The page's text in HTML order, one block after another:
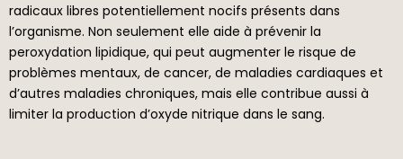
radicaux libres potentiellement nocifs présents dans
l’organisme. Non seulement elle aide à prévenir la
peroxydation lipidique, qui peut augmenter le risque de
problèmes mentaux, de cancer, de maladies cardiaques et
d’autres maladies chroniques, mais elle contribue aussi à
limiter la production d’oxyde nitrique dans le sang.